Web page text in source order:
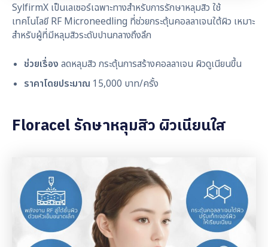
SylfirmX เป็นเลเซอร์เฉพาะทางสำหรับการรักษาหลุมสิว ใช้
เทคโนโลยี RF Microneedling ที่ช่วยกระตุ้นคอลลาเจนใต้ผิว เหมาะ
สำหรับผู้ที่มีหลุมสิวระดับปานกลางถึงลึก
ช่วยเรื่อง ลดหลุมสิว กระตุ้นการสร้างคอลลาเจน ผิวดูเนียนขึ้น
ราคาโดยประมาณ 15,000 บาท/ครั้ง
Floracel รักษาหลุมสิว ผิวเนียนใส